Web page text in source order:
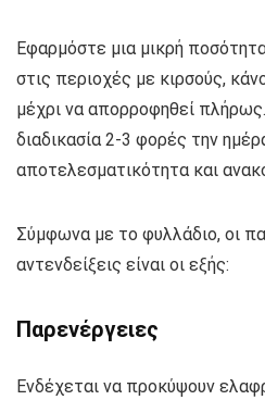
Εφαρμόστε μια μικρή
στις περιοχές με κιρσούς,
μέχρι να απορροφηθεί
διαδικασία 2-3 φορές την
αποτελεσματικότητα και
Σύμφωνα με το φυλλάδιο, οι
αντενδείξεις είναι οι εξής:
Παρενέργειες
Ενδέχεται να προκύψουν